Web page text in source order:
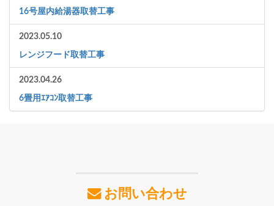
16号屋内給湯器取替工事
2023.05.10
レンジフード取替工事
2023.04.26
6畳用ｴｱｺﾝ取替工事
お問い合わせ